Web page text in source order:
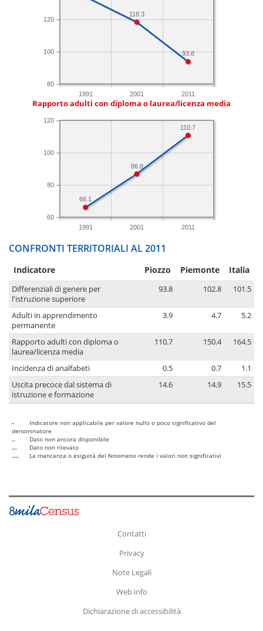
1991 2001 2011
80
100
120
93.8
118.3
Rapporto adulti con diploma o laurea/licenza media
1991 2001 2011
60
80
100
120
110.7
86.8
66.1
CONFRONTI TERRITORIALI AL 2011
Indicatore Piozzo Piemonte Italia
Differenziali di genere per
l'istruzione superiore
93.8 102.8 101.5
Adulti in apprendimento
permanente
3.9 4.7 5.2
Rapporto adulti con diploma o
laurea/licenza media
110.7 150.4 164.5
Incidenza di analfabeti 0.5 0.7
1.1
Uscita precoce dal sistema di
istruzione e formazione
14.6 14.9 15.5
-
Indicatore non applicabile per valore nullo o poco significativo del
denominatore
..
Dato non ancora disponibile
...
Dato non rilevato
....
La mancanza o esiguità del fenomeno rende i valori non significativi
Contatti
Privacy
Note Legali
Web info
Dichiarazione di accessibilità